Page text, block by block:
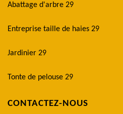
Abattage d'arbre 29
Entreprise taille de haies 29
Jardinier 29
Tonte de pelouse 29
CONTACTEZ-NOUS